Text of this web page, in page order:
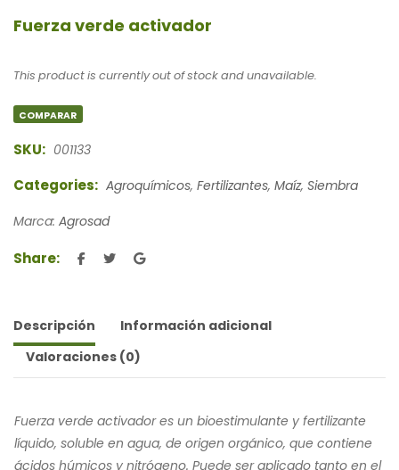
Fuerza verde activador
This product is currently out of stock and unavailable.
COMPARAR
SKU: 001133
Categories: Agroquímicos, Fertilizantes, Maíz, Siembra
Marca: Agrosad
Share:
Descripción
Información adicional
Valoraciones (0)
Fuerza verde activador es un bioestimulante y fertilizante
líquido, soluble en agua, de origen orgánico, que contiene
ácidos húmicos y nitrógeno. Puede ser aplicado tanto en el